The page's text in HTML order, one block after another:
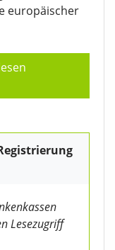
europäischer
Lesezugriff